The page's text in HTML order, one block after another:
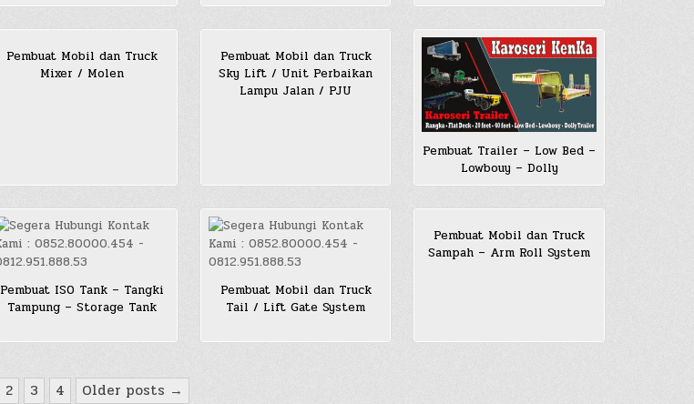
Pembuat Mobil dan Truck
Mixer / Molen
Pembuat Mobil dan Truck
Sky Lift / Unit Perbaikan
Lampu Jalan / PJU
Pembuat Trailer – Low Bed –
Lowbouy – Dolly
Pembuat ISO Tank – Tangki
Tampung – Storage Tank
Pembuat Mobil dan Truck
Tail / Lift Gate System
Pembuat Mobil dan Truck
Sampah – Arm Roll System
2 3 4 Older posts →